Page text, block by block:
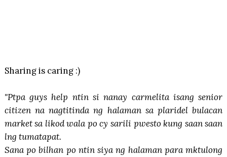
Sharing is caring :)
"Ptpa guys help ntin si nanay carmelita isang senior
citizen na nagtitinda ng halaman sa plaridel bulacan
market sa likod wala po cy sarili pwesto kung saan saan
lng tumatapat.
Sana po bilhan po ntin siya ng halaman para mktulong